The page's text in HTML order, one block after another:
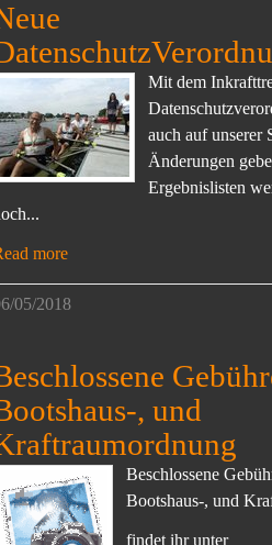
Mit dem
auch auf unserer
Änderungen
Ergebnislisten
more
05/2018
, und
Beschlossene
Bootshaus-, und
findet ihr unter